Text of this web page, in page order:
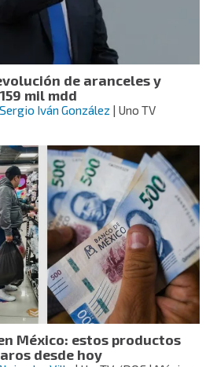
de aranceles y
mil mdd
Sergio Iván González | Uno TV
México: estos productos
desde hoy